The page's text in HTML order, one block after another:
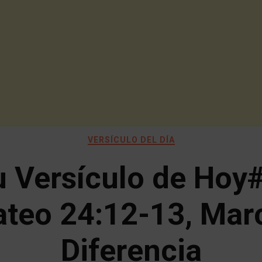
VERSÍCULO DEL DÍA
Versículo de
24:12-13,
Diferencia